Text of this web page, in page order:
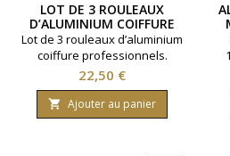
LOT DE 3 ROULEAUX
D’ALUMINIUM COIFFURE
100M CHACUN (12 CM X
12 MICRONS)
Lot de 3 rouleaux d’aluminium
coiffure professionnels.
Chaque rouleau mesure 100
mètres de long pour un total
de 300 mètres. Parfait pour
mèches, balayages et
Prix
22,50 €
 Ajouter au panier